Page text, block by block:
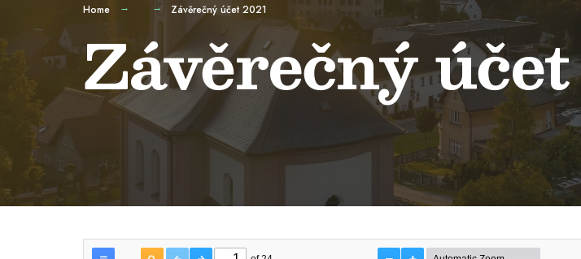
Home Závěrečný účet 2021
Závěrečný